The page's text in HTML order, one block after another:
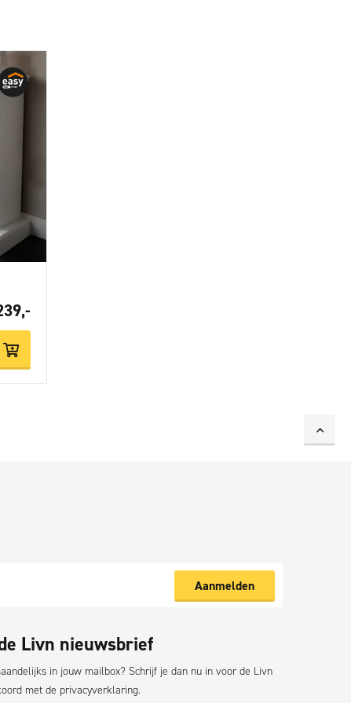
Aanmelden
Livn nieuwsbrief
in jouw mailbox? Schrijf je dan nu in voor de Livn
met de privacyverklaring.